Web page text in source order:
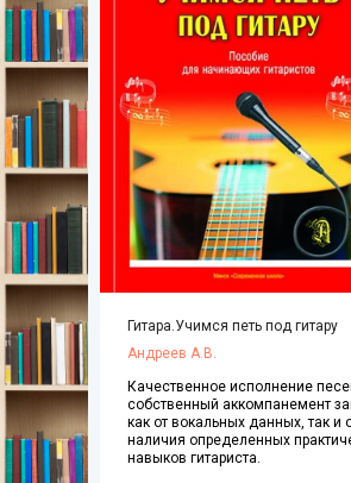
Гитара.Учимся петь под гитару
Андреев А.В.
Качественное исполнение
собственный аккомпанемент
как от вокальных данных, так и
наличия определенных
навыков гитариста.